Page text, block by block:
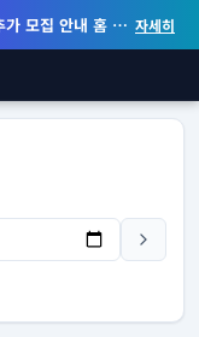
가 모집 안내 홈 화면 위젯 등 지원 자세히